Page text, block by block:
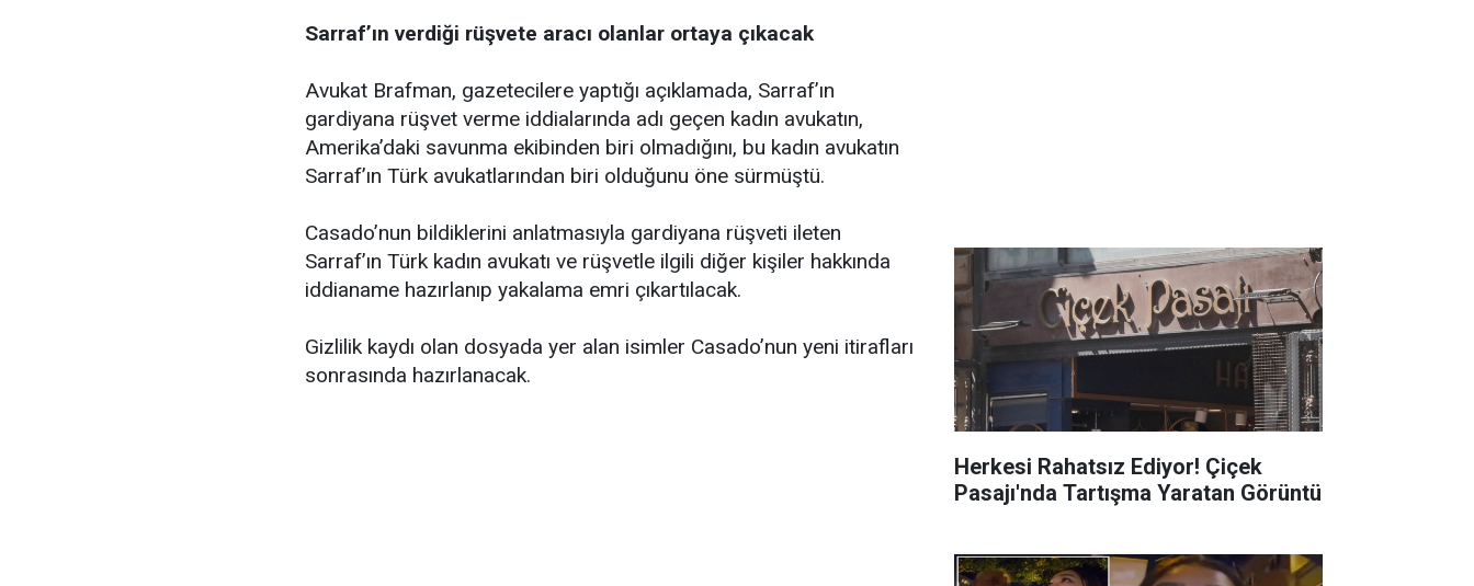
Sarraf’ın verdiği rüşvete aracı olanlar ortaya çıkacak
Avukat Brafman, gazetecilere yaptığı açıklamada, Sarraf’ın
gardiyana rüşvet verme iddialarında adı geçen kadın avukatın,
Amerika’daki savunma ekibinden biri olmadığını, bu kadın avukatın
Sarraf’ın Türk avukatlarından biri olduğunu öne sürmüştü.
Casado’nun bildiklerini anlatmasıyla gardiyana rüşveti ileten
Sarraf’ın Türk kadın avukatı ve rüşvetle ilgili diğer kişiler hakkında
iddianame hazırlanıp yakalama emri çıkartılacak.
Gizlilik kaydı olan dosyada yer alan isimler Casado’nun yeni itirafları
sonrasında hazırlanacak.
Herkesi Rahatsız Ediyor! Çiçek
Pasajı'nda Tartışma Yaratan Görüntü